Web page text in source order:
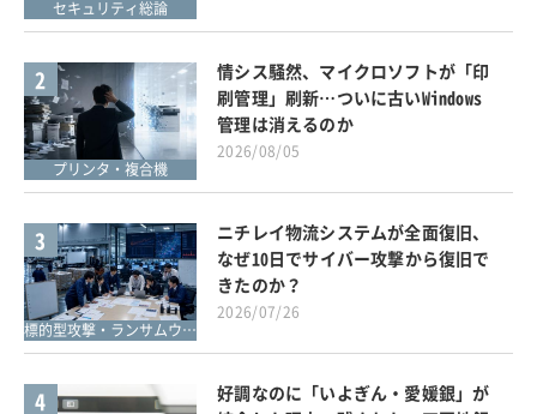
セキュリティ総論
2
プリンタ・複合機
情シス騒然、マイクロソフトが「印
刷管理」刷新…ついに古いWindows
管理は消えるのか
2026/08/05
3
標的型攻撃・ランサムウェア対策
ニチレイ物流システムが全面復旧、
なぜ10日でサイバー攻撃から復旧で
きたのか？
2026/07/26
4
好調なのに「いよぎん・愛媛銀」が